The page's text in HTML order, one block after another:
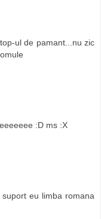
ul de pamant...nu zic
:D ms :X
eu limba romana